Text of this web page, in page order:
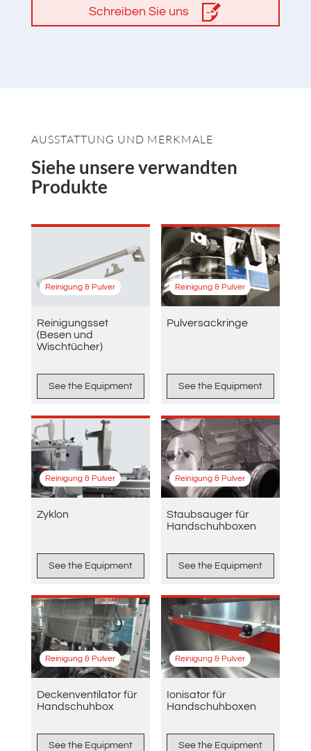
Schreiben Sie uns
AUSSTATTUNG UND MERKMALE
Siehe unsere verwandten
Produkte
Reinigung & Pulver
Reinigungsset
(Besen und
Wischtücher)
See the Equipment
Reinigung & Pulver
Pulversackringe
See the Equipment
Reinigung & Pulver
Zyklon
See the Equipment
Reinigung & Pulver
Staubsauger für
Handschuhboxen
See the Equipment
Reinigung & Pulver
Deckenventilator für
Handschuhbox
See the Equipment
Reinigung & Pulver
Ionisator für
Handschuhboxen
See the Equipment